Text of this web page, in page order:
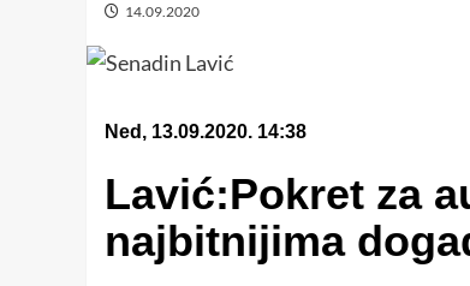
14.09.2020
Ned, 13.09.2020. 14:38
Lavić:Pokret za
najbitnijima